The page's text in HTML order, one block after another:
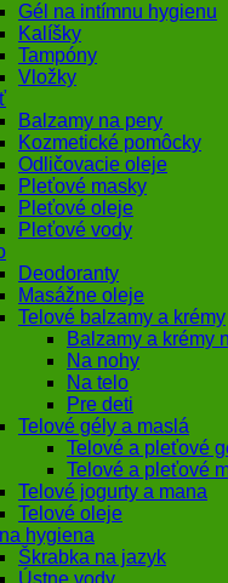
Gél na intímnu hygienu
Kalíšky
Tampóny
Vložky
Balzamy na pery
Kozmetické pomôcky
Odličovacie oleje
Pleťové masky
Pleťové oleje
Pleťové vody
Deodoranty
Masážne oleje
Telové balzamy a krémy
Balzamy a krémy
Na nohy
Na telo
Pre deti
Telové gély a maslá
Telové a pleťové
Telové a pleťové
Telové jogurty a mana
Telové oleje
hygiena
Škrabka na jazyk
Ústne vody